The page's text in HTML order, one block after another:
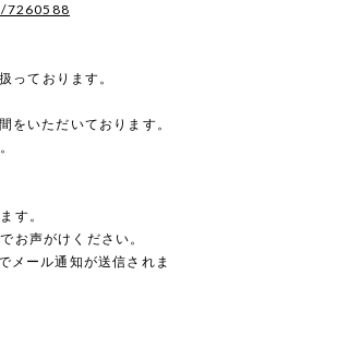
7260588
っております。
をいただいております。
す。
お声がけください。
メール通知が送信されま